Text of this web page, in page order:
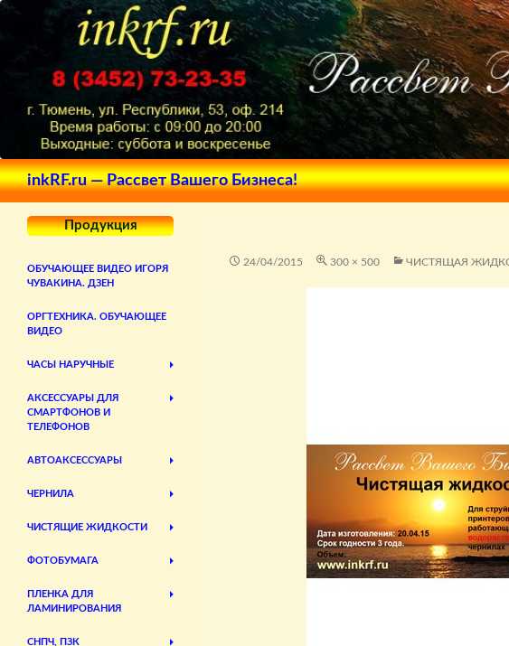
inkRF.ru — Рассвет Вашего Бизнеса!
Поиск
24/04/2015 300 × 500 ЧИСТЯЩАЯ
Продукция
ОБУЧАЮЩЕЕ ВИДЕО ИГОРЯ
ЧУВАКИНА. ДЗЕН
ОРГТЕХНИКА. ОБУЧАЮЩЕЕ
ВИДЕО
ЧАСЫ НАРУЧНЫЕ
АКСЕССУАРЫ ДЛЯ
СМАРТФОНОВ И
ТЕЛЕФОНОВ
АВТОАКСЕССУАРЫ
ЧЕРНИЛА
ЧИСТЯЩИЕ ЖИДКОСТИ
ФОТОБУМАГА
ПЛЕНКА ДЛЯ
ЛАМИНИРОВАНИЯ
СНПЧ, ПЗК